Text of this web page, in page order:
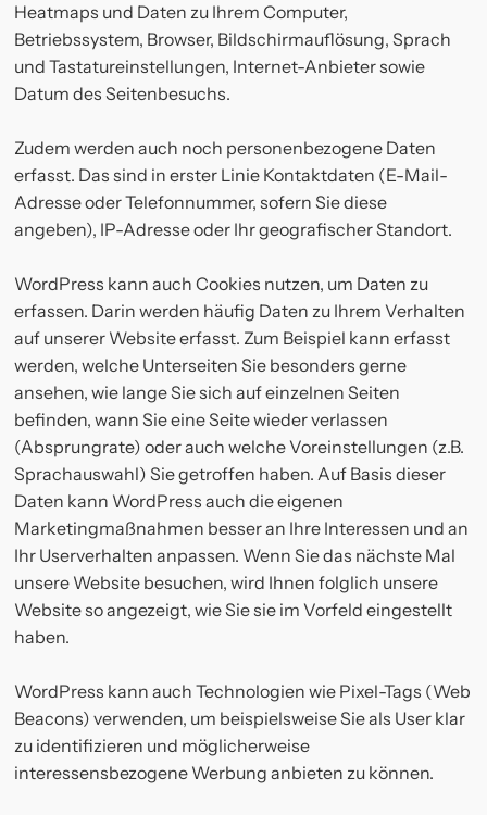
Heatmaps und Daten zu Ihrem Computer,
Betriebssystem, Browser, Bildschirmauflösung, Sprach
und Tastatureinstellungen, Internet-Anbieter sowie
Datum des Seitenbesuchs.
Zudem werden auch noch personenbezogene Daten
erfasst. Das sind in erster Linie Kontaktdaten (E-Mail-
Adresse oder Telefonnummer, sofern Sie diese
angeben), IP-Adresse oder Ihr geografischer Standort.
WordPress kann auch Cookies nutzen, um Daten zu
erfassen. Darin werden häufig Daten zu Ihrem Verhalten
auf unserer Website erfasst. Zum Beispiel kann erfasst
werden, welche Unterseiten Sie besonders gerne
ansehen, wie lange Sie sich auf einzelnen Seiten
befinden, wann Sie eine Seite wieder verlassen
(Absprungrate) oder auch welche Voreinstellungen (z.B.
Sprachauswahl) Sie getroffen haben. Auf Basis dieser
Daten kann WordPress auch die eigenen
Marketingmaßnahmen besser an Ihre Interessen und an
Ihr Userverhalten anpassen. Wenn Sie das nächste Mal
unsere Website besuchen, wird Ihnen folglich unsere
Website so angezeigt, wie Sie sie im Vorfeld eingestellt
haben.
WordPress kann auch Technologien wie Pixel-Tags (Web
Beacons) verwenden, um beispielsweise Sie als User klar
zu identifizieren und möglicherweise
interessensbezogene Werbung anbieten zu können.